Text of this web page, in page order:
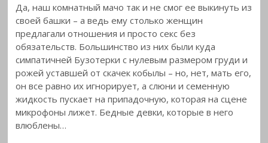
Да, наш комнатный мачо так и не смог ее выкинуть из
своей башки – а ведь ему столько женщин
предлагали отношения и просто секс без
обязательств. Большинство из них были куда
симпатичней Бузотерки с нулевым размером груди и
рожей уставшей от скачек кобылы – но, нет, мать его,
он все равно их игнорирует, а слюни и семенную
жидкость пускает на припадочную, которая на сцене
микрофоны лижет. Бедные девки, которые в него
влюблены…